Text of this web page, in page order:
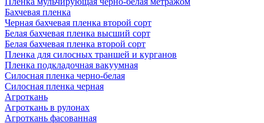
Бахчевая пленка
Черная бахчевая пленка второй сорт
Белая бахчевая пленка высший сорт
Белая бахчевая пленка второй сорт
Пленка для силосных траншей и курганов
Пленка подкладочная вакуумная
Силосная пленка черно-белая
Силосная пленка черная
Агроткань
Агроткань в рулонах
Агроткань фасованная